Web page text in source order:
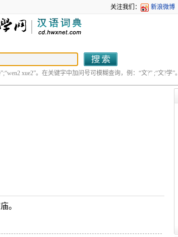
关注我们： 新浪微博
xue2”。在关键字中加问号可模糊查询，例：“文?” ;“文?学”。
。